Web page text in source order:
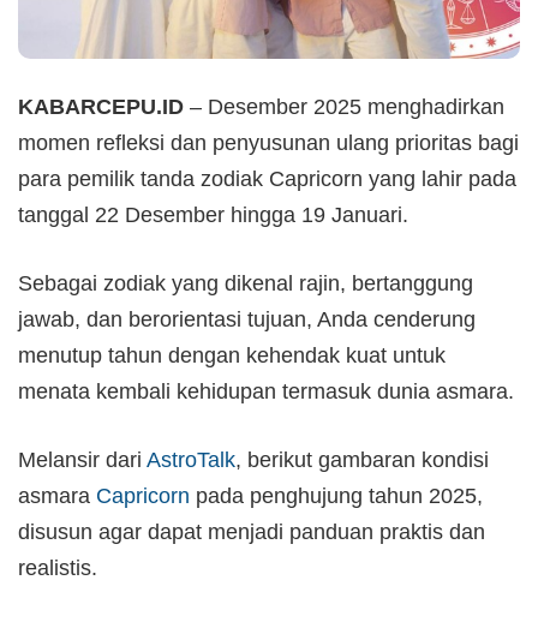
KABARCEPU.ID – Desember 2025 menghadirkan
momen refleksi dan penyusunan ulang prioritas bagi
para pemilik tanda zodiak Capricorn yang lahir pada
tanggal 22 Desember hingga 19 Januari.
Sebagai zodiak yang dikenal rajin, bertanggung
jawab, dan berorientasi tujuan, Anda cenderung
menutup tahun dengan kehendak kuat untuk
menata kembali kehidupan termasuk dunia asmara.
Melansir dari AstroTalk, berikut gambaran kondisi
asmara Capricorn pada penghujung tahun 2025,
disusun agar dapat menjadi panduan praktis dan
realistis.